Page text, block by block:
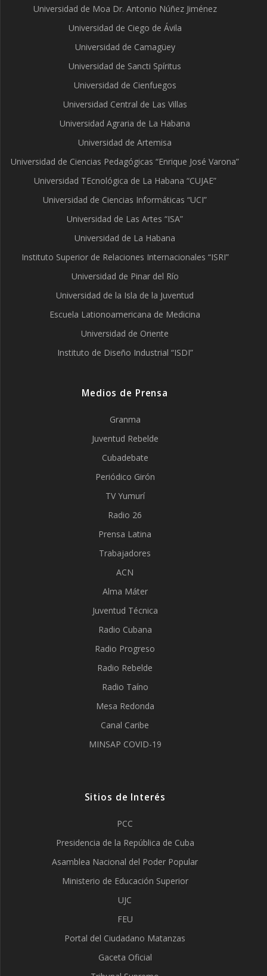
Universidad de Moa Dr. Antonio Núñez Jiménez
Universidad de Ciego de Ávila
Universidad de Camagüey
Universidad de Sancti Spíritus
Universidad de Cienfuegos
Universidad Central de Las Villas
Universidad Agraria de La Habana
Universidad de Artemisa
Universidad de Ciencias Pedagógicas “Enrique José Varona”
Universidad TEcnológica de La Habana “CUJAE”
Universidad de Ciencias Informáticas “UCI”
Universidad de Las Artes “ISA”
Universidad de La Habana
Instituto Superior de Relaciones Internacionales “ISRI”
Universidad de Pinar del Río
Universidad de la Isla de la Juventud
Escuela Lationoamericana de Medicina
Universidad de Oriente
Instituto de Diseño Industrial “ISDI”
Medios de Prensa
Granma
Juventud Rebelde
Cubadebate
Periódico Girón
TV Yumurí
Radio 26
Prensa Latina
Trabajadores
ACN
Alma Máter
Juventud Técnica
Radio Cubana
Radio Progreso
Radio Rebelde
Radio Taíno
Mesa Redonda
Canal Caribe
MINSAP COVID-19
Sitios de Interés
PCC
Presidencia de la República de Cuba
Asamblea Nacional del Poder Popular
Ministerio de Educación Superior
UJC
FEU
Portal del Ciudadano Matanzas
Gaceta Oficial